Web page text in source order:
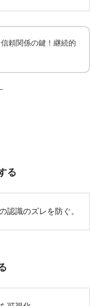
頼関係の鍵！継続的
る
認識のズレを防ぐ。